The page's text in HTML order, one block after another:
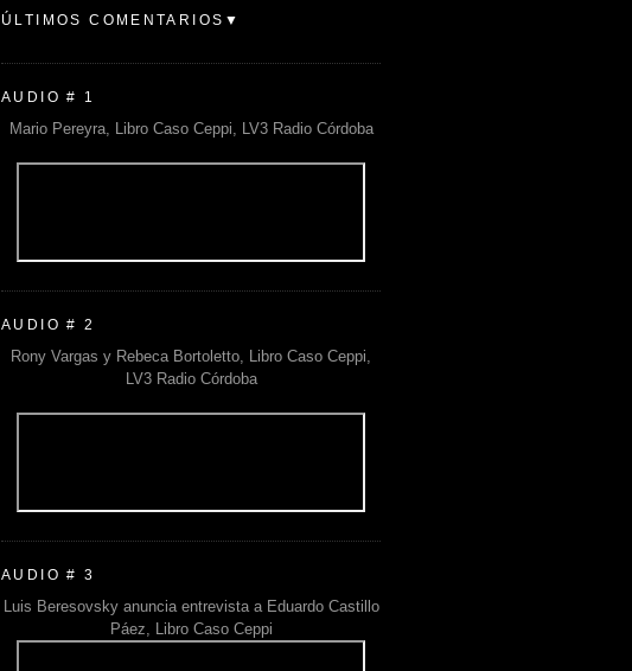
ÚLTIMOS COMENTARIOS▼
AUDIO # 1
Mario Pereyra, Libro Caso Ceppi, LV3 Radio Córdoba
AUDIO # 2
Rony Vargas y Rebeca Bortoletto, Libro Caso Ceppi,
LV3 Radio Córdoba
AUDIO # 3
Luis Beresovsky anuncia entrevista a Eduardo Castillo
Páez, Libro Caso Ceppi